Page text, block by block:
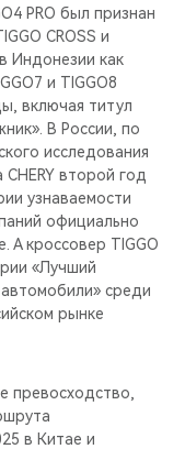
PRO был признан
CROSS и
Индонезии как
и TIGGO8
включая титул
В России, по
исследования
второй год
узнаваемости
официально
А кроссовер TIGGO
«Лучший
среди
рынке
превосходство,
в Китае и